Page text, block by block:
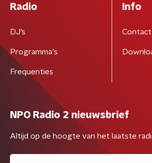
Radio
DJ’s
Programma's
Frequenties
Info
Contact
NPO Radio 2 nieuwsbrief
Altijd op de hoogte van het laatste